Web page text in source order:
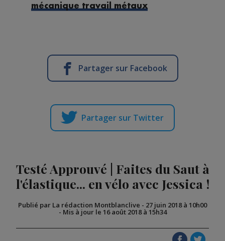
mécanique travail métaux
Partager sur Facebook
Partager sur Twitter
Testé Approuvé | Faites du Saut à
l'élastique... en vélo avec Jessica !
Publié par La rédaction Montblanclive - 27 juin 2018 à 10h00
- Mis à jour le 16 août 2018 à 15h34